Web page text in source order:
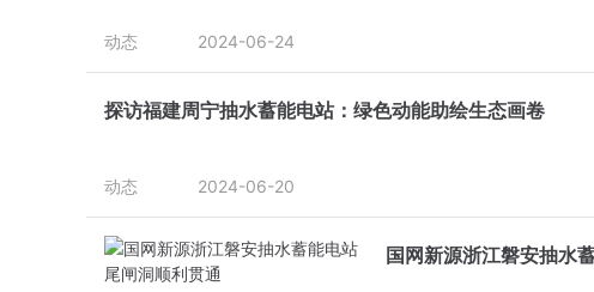
动态 2024-06-24
探访福建周宁抽水蓄能电站：绿色动能助绘生态画卷
动态 2024-06-20
国网新源浙江磐安抽水